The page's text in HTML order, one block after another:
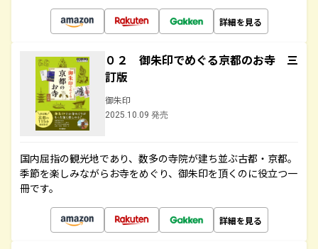
詳細を見る
０２ 御朱印でめぐる京都のお寺 三
訂版
御朱印
2025.10.09 発売
国内屈指の観光地であり、数多の寺院が建ち並ぶ古都・京都。
季節を楽しみながらお寺をめぐり、御朱印を頂くのに役立つ一
冊です。
詳細を見る